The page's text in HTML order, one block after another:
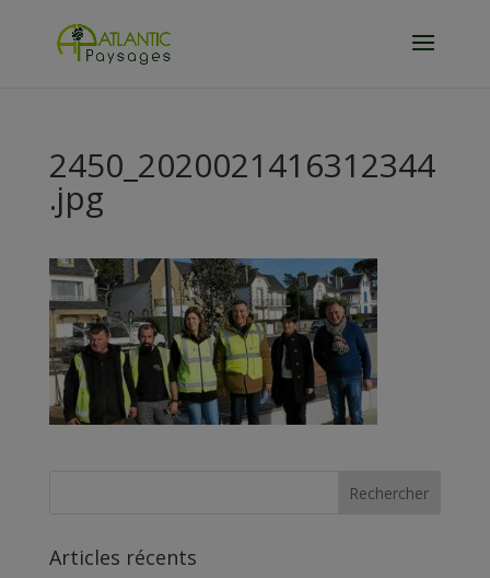
2450_2020021416312344
.jpg
Articles récents